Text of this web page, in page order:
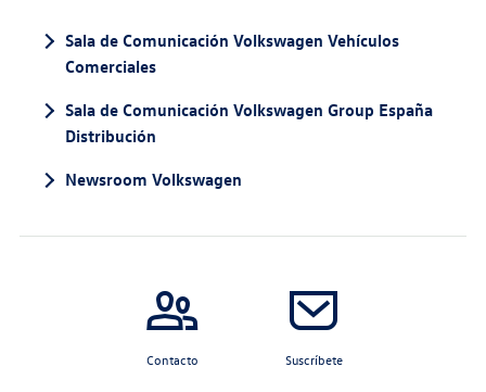
Sala de Comunicación Volkswagen Vehículos
Comerciales
Sala de Comunicación Volkswagen Group España
Distribución
Newsroom Volkswagen
Contacto Suscríbete